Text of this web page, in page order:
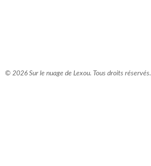
© 2026 Sur le nuage de Lexou. Tous droits réservés.